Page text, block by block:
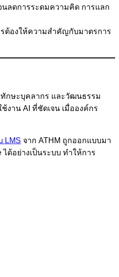
นลดการระดมความคิด การแลก
ต้องให้ความสำคัญกับมาตรการ
ทักษะบุคลากร และวัฒนธรรม
งาน AI ที่ชัดเจน เมื่อองค์กร
LMS จาก ATHM ถูกออกแบบมา
ด้อย่างเป็นระบบ ทำให้การ